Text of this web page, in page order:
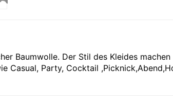
Baumwolle. Der Stil des Kleides machen
Casual, Party, Cocktail